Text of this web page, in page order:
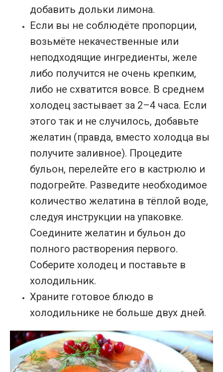
добавить дольки лимона.
Если вы не соблюдёте пропорции,
возьмёте некачественные или
неподходящие ингредиенты, желе
либо получится не очень крепким,
либо не схватится вовсе. В среднем
холодец застывает за 2–4 часа. Если
этого так и не случилось, добавьте
желатин (правда, вместо холодца вы
получите заливное). Процедите
бульон, перелейте его в кастрюлю и
подогрейте. Разведите необходимое
количество желатина в тёплой воде,
следуя инструкции на упаковке.
Соедините желатин и бульон до
полного растворения первого.
Соберите холодец и поставьте в
холодильник.
Храните готовое блюдо в
холодильнике не больше двух дней.